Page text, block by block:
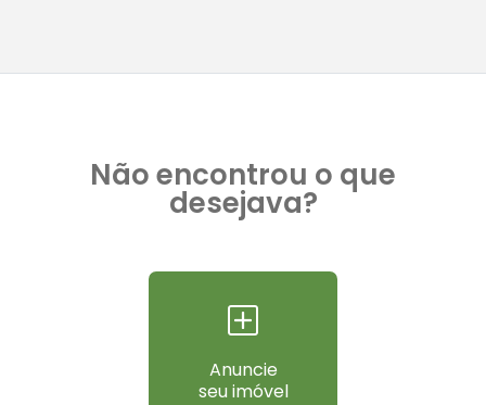
Não encontrou o que
desejava?
Anuncie
seu imóvel